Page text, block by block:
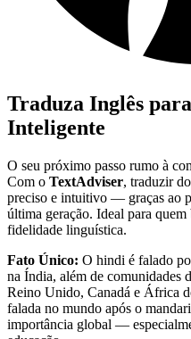
Traduza Inglês
Inteligente
O seu próximo passo rumo à
Com o TextAdviser, traduzir
preciso e intuitivo — graças ao
última geração. Ideal para
fidelidade linguística.
Fato Único: O hindi é falado
na Índia, além de comunidades
Reino Unido, Canadá e África
falada no mundo após o
importância global —